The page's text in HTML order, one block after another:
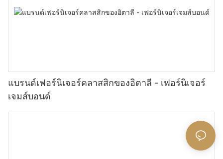
แบรนด์เฟอร์นิเจอร์คลาสสิกของอิตาลี - เฟอร์นิเจอร์
เจมส์บอนด์